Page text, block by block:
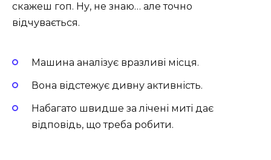
скажеш гоп. Ну, не знаю… але точно
відчувається.
Машина аналізує вразливі місця.
Вона відстежує дивну активність.
Набагато швидше за лічені миті дає
відповідь, що треба робити.